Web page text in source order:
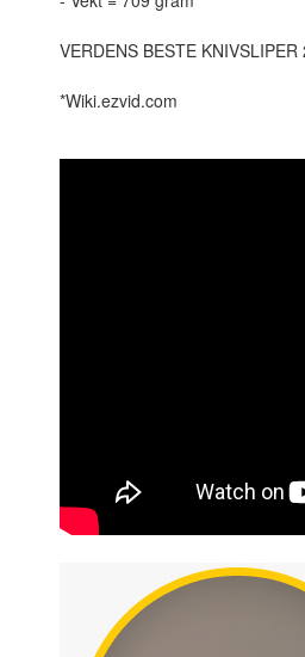
VERDENS BESTE
*Wiki.ezvid.com